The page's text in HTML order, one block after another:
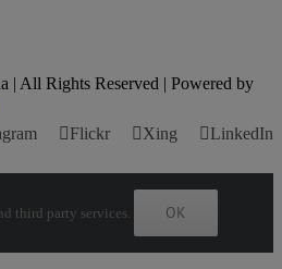
| All Rights Reserved | Powered by
Flickr Xing
LinkedIn
third party services. OK